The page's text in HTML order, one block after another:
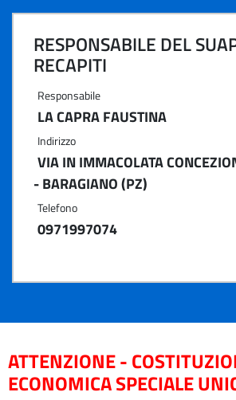
RESPONSABILE DEL
RECAPITI
Responsabile
LA CAPRA FAUSTINA
Indirizzo
VIA IN IMMACOLATA
- BARAGIANO (PZ)
Telefono
0971997074
ATTENZIONE -
ECONOMICA SPECIALE